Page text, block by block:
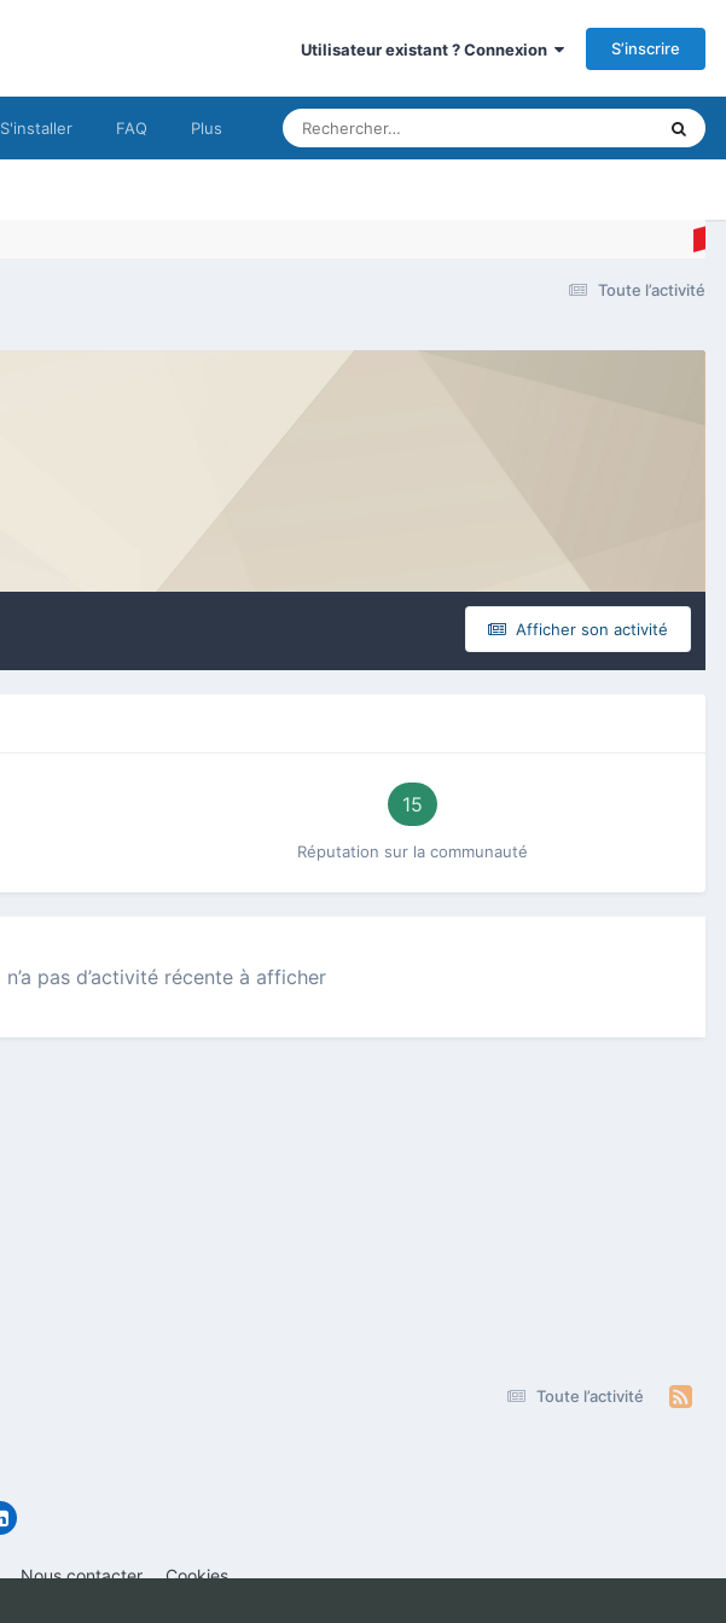
Utilisateur existant ? Connexion S’inscrire
S'installer FAQ Plus
Toute l’activité
Afficher son activité
15
Réputation sur la communauté
n’a pas d’activité récente à afficher
Toute l’activité
Nous contacter Cookies